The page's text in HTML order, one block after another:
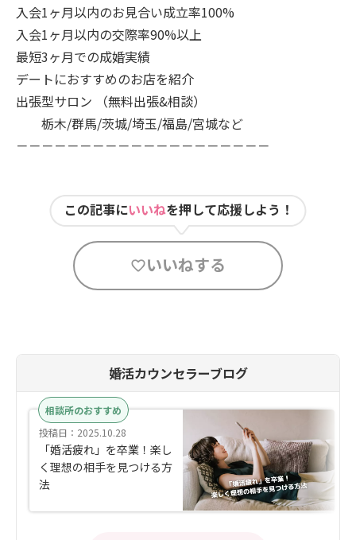
入会1ヶ月以内のお見合い成立率100%
入会1ヶ月以内の交際率90%以上
最短3ヶ月での成婚実績
デートにおすすめのお店を紹介
出張型サロン （無料出張&相談）
栃木/群馬/茨城/埼玉/福島/宮城など
－－－－－－－－－－－－－－－－－－－－
この記事にいいねを押して応援しよう！
いいねする
婚活カウンセラーブログ
相談所のおすすめ
投稿日：2025.10.28
「婚活疲れ」を卒業！楽し
く理想の相手を見つける方
法